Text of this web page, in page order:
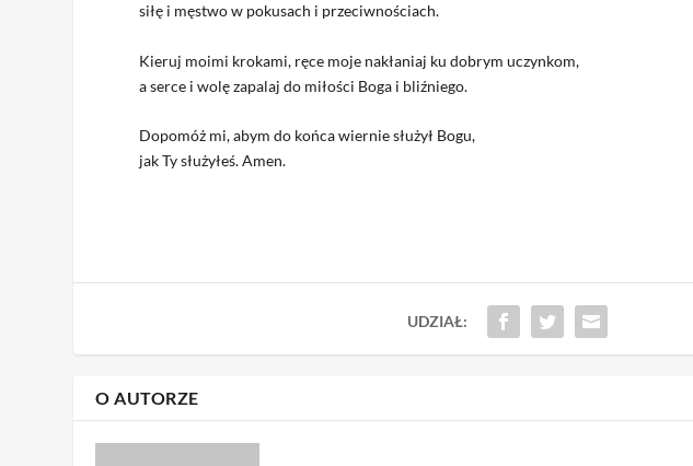
siłę i męstwo w pokusach i przeciwnościach.
Kieruj moimi krokami, ręce moje nakłaniaj ku dobrym uczynkom,
a serce i wolę zapalaj do miłości Boga i bliźniego.
Dopomóż mi, abym do końca wiernie służył Bogu,
jak Ty służyłeś. Amen.
UDZIAŁ:
O AUTORZE